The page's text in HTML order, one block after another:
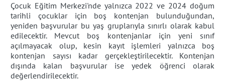
Çocuk Eğitim Merkezi'nde yalnızca 2022 ve 2024 doğum
tarihli çocuklar için boş kontenjan bulunduğundan,
yeniden başvurular bu yaş gruplarıyla sınırlı olarak kabul
edilecektir. Mevcut boş kontenjanlar için yeni sınıf
açılmayacak olup, kesin kayıt işlemleri yalnızca boş
kontenjan sayısı kadar gerçekleştirilecektir. Kontenjan
dışında kalan başvurular ise yedek öğrenci olarak
değerlendirilecektir.